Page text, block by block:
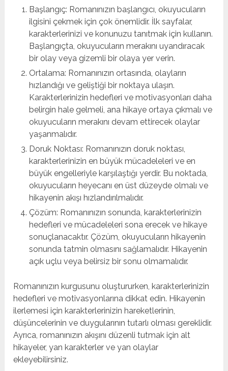
Başlangıç: Romanınızın başlangıcı, okuyucuların
ilgisini çekmek için çok önemlidir. İlk sayfalar,
karakterlerinizi ve konunuzu tanıtmak için kullanın.
Başlangıçta, okuyucuların merakını uyandıracak
bir olay veya gizemli bir olaya yer verin.
Ortalama: Romanınızın ortasında, olayların
hızlandığı ve geliştiği bir noktaya ulaşın.
Karakterlerinizin hedefleri ve motivasyonları daha
belirgin hale gelmeli, ana hikaye ortaya çıkmalı ve
okuyucuların merakını devam ettirecek olaylar
yaşanmalıdır.
Doruk Noktası: Romanınızın doruk noktası,
karakterlerinizin en büyük mücadeleleri ve en
büyük engelleriyle karşılaştığı yerdir. Bu noktada,
okuyucuların heyecanı en üst düzeyde olmalı ve
hikayenin akışı hızlandırılmalıdır.
Çözüm: Romanınızın sonunda, karakterlerinizin
hedefleri ve mücadeleleri sona erecek ve hikaye
sonuçlanacaktır. Çözüm, okuyucuların hikayenin
sonunda tatmin olmasını sağlamalıdır. Hikayenin
açık uçlu veya belirsiz bir sonu olmamalıdır.
Romanınızın kurgusunu oluştururken, karakterlerinizin
hedefleri ve motivasyonlarına dikkat edin. Hikayenin
ilerlemesi için karakterlerinizin hareketlerinin,
düşüncelerinin ve duygularının tutarlı olması gereklidir.
Ayrıca, romanınızın akışını düzenli tutmak için alt
hikayeler, yan karakterler ve yan olaylar
ekleyebilirsiniz.